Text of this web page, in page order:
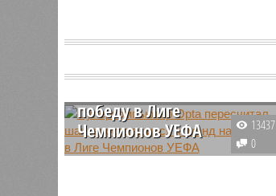
Суперкомпьютер Opta
пересчитал шансы
победу в Лиге
Чемпионов УЕФА
В Лиге Чемпионов УЕФА сезона
13437
0